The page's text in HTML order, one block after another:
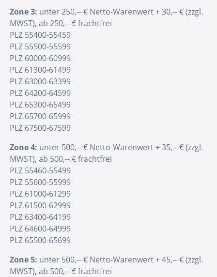
Zone 3: unter 250,-- € Netto-Warenwert + 30,-- € (zzgl.
MWST), ab 250,-- € frachtfrei
PLZ 55400-55459
PLZ 55500-55599
PLZ 60000-60999
PLZ 61300-61499
PLZ 63000-63399
PLZ 64200-64599
PLZ 65300-65499
PLZ 65700-65999
PLZ 67500-67599
Zone 4: unter 500,-- € Netto-Warenwert + 35,-- € (zzgl.
MWST), ab 500,-- € frachtfrei
PLZ 55460-55499
PLZ 55600-55999
PLZ 61000-61299
PLZ 61500-62999
PLZ 63400-64199
PLZ 64600-64999
PLZ 65500-65699
Zone 5: unter 500,-- € Netto-Warenwert + 45,-- € (zzgl.
MWST), ab 500,-- € frachtfrei